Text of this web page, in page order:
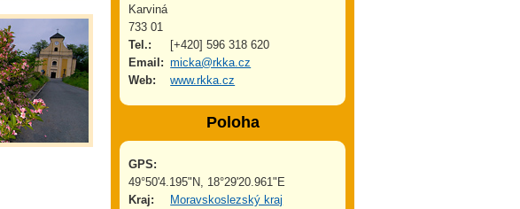
Karviná
733 01
Tel.:
[+420] 596 318 620
Email: micka@rkka.cz
Web:
www.rkka.cz
Poloha
GPS:
49°50'4.195"N, 18°29'20.961"E
Kraj:
Moravskoslezský kraj